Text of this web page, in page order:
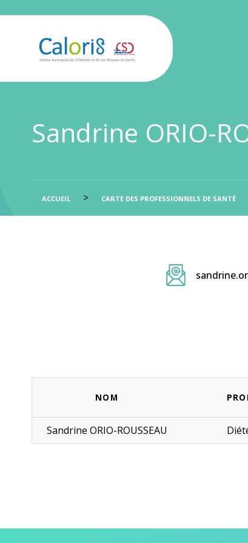
Sandrine ORIO-
ACCUEIL > CARTE DES PROFESSIONNELS DE SANTÉ
NOM
Sandrine ORIO-ROUSSEAU